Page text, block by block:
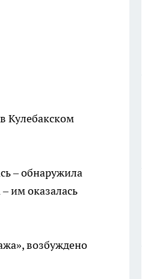
Кулебакском
– обнаружила
им оказалась
возбуждено